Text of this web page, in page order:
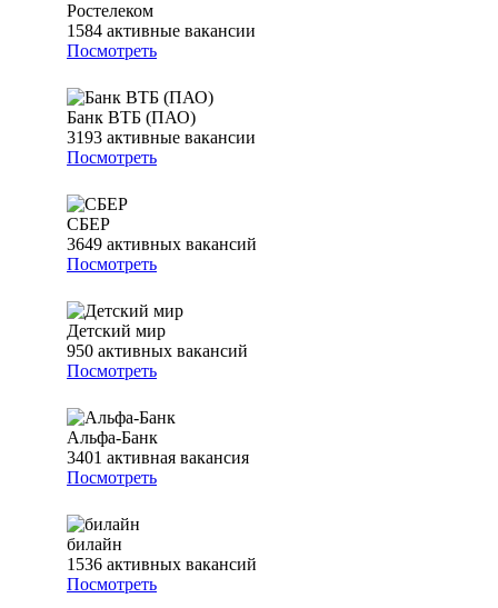
Ростелеком
1584 активные вакансии
Посмотреть
Банк ВТБ (ПАО)
3193 активные вакансии
Посмотреть
СБЕР
3649 активных вакансий
Посмотреть
Детский мир
950 активных вакансий
Посмотреть
Альфа-Банк
3401 активная вакансия
Посмотреть
билайн
1536 активных вакансий
Посмотреть